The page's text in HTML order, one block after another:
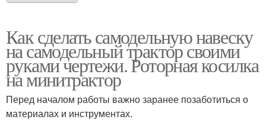
Как сделать самодельную навеску
на самодельный трактор своими
руками чертежи. Роторная косилка
на минитрактор
Перед началом работы важно заранее позаботиться о
материалах и инструментах.